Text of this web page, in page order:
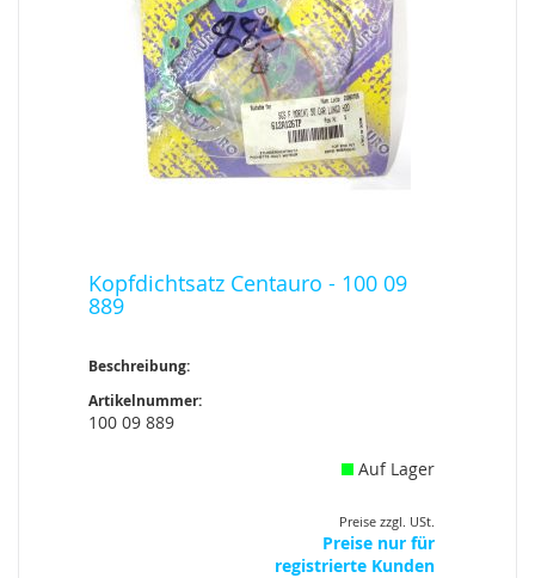
Kopfdichtsatz Centauro - 100 09
889
Beschreibung:
Artikelnummer:
100 09 889
Auf Lager
Preise zzgl. USt.
Preise nur für
registrierte Kunden